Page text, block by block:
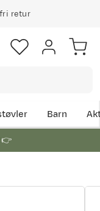
Barn